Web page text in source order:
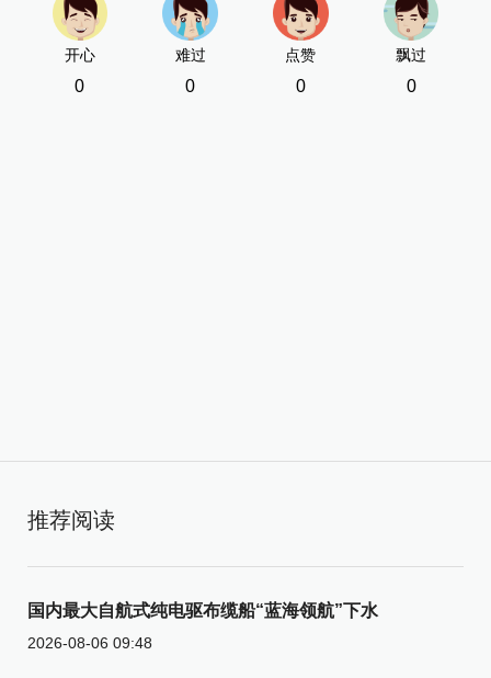
开心
0
难过
0
点赞
0
飘过
0
推荐阅读
国内最大自航式纯电驱布缆船“蓝海领航”下水
2026-08-06 09:48